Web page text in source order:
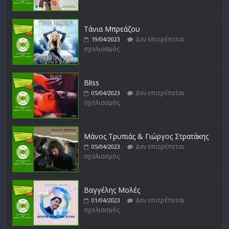
σχολιασμός
Τάνια Μπρεάζου
19/04/2023
Δεν επιτρέπεται
σχολιασμός
Bliss
05/04/2023
Δεν επιτρέπεται
σχολιασμός
Μάνος Τρυπιάς & Γιώργος Στρατάκης
05/04/2023
Δεν επιτρέπεται
σχολιασμός
Βαγγέλης Μολές
01/04/2023
Δεν επιτρέπεται
σχολιασμός